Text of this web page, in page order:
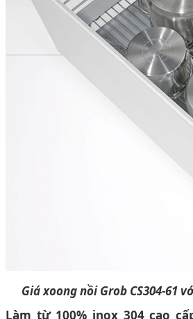
Giá xoong nồi Grob CS304-61
Làm từ 100% inox 304 cao